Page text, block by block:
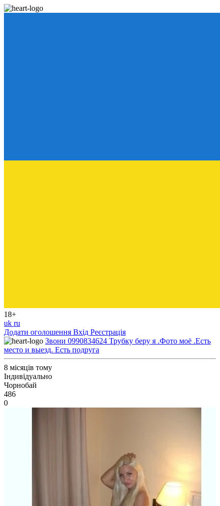
18+
uk ru
Додати оголошення Вхід Реєстрація
Звони 0990834624 Трубку беру я .Фото моё .Есть
место и выезд. Есть подруга
8 місяців тому
Індивідуально
Чорнобай
486
0